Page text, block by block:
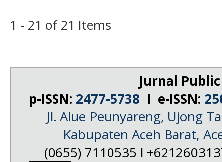
1 - 21 of 21 Items
Jurnal
p-ISSN: 2477-5738 I e-ISSN:
Jl. Alue Peunyareng, Ujong
Kabupaten Aceh Barat,
(0655) 7110535 l